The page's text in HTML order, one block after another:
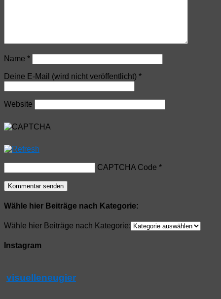
Name *
Deine E-Mail (wird nicht veröffentlicht) *
Website
CAPTCHA Code *
Wähle hier Beiträge nach Kategorie:
Wähle hier Beiträge nach Kategorie:
Instagram
visuelleneugier